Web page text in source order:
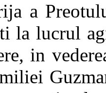
a
la lucrul
in